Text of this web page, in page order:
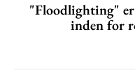
"Floodlighting"
inden for